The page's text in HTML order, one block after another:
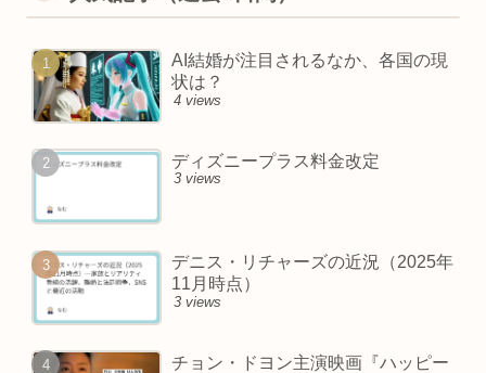
AI結婚が注目されるなか、各国の現
状は？
4 views
ディズニープラス料金改定
3 views
デニス・リチャーズの近況（2025年
11月時点）
3 views
チョン・ドヨン主演映画『ハッピー